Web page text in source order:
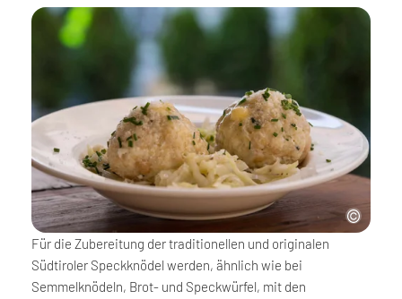
Für die Zubereitung der traditionellen und originalen
Südtiroler Speckknödel werden, ähnlich wie bei
Semmelknödeln, Brot- und Speckwürfel, mit den